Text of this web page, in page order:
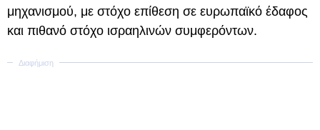
μηχανισμού, με στόχο επίθεση σε ευρωπαϊκό έδαφος
και πιθανό στόχο ισραηλινών συμφερόντων.